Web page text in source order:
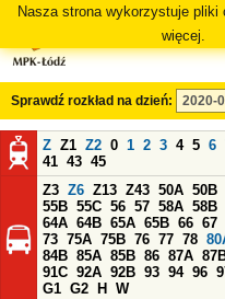
Nasza strona wykorzystuje pliki
więcej.
Sprawdź rozkład na dzień:
Z Z1 Z2 0 1 2 3 4 5 6
41 43 45
Z3 Z6 Z13 Z43 50A 50B
55B 55C 56 57 58A 58B
64A 64B 65A 65B 66 67
73 75A 75B 76 77 78
84B 85A 85B 86 87A
91C 92A 92B 93 94 96
G1 G2 H
W